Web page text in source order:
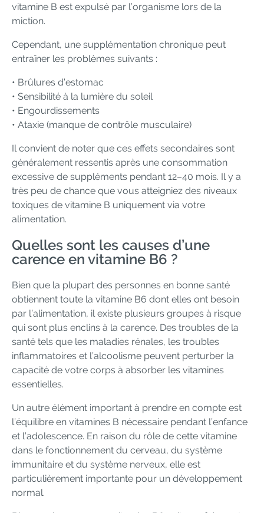
vitamine B est expulsé par l’organisme lors de la
miction.
Cependant, une supplémentation chronique peut
entraîner les problèmes suivants :
• Brûlures d’estomac
• Sensibilité à la lumière du soleil
• Engourdissements
• Ataxie (manque de contrôle musculaire)
Il convient de noter que ces effets secondaires sont
généralement ressentis après une consommation
excessive de suppléments pendant 12–40 mois. Il y a
très peu de chance que vous atteigniez des niveaux
toxiques de vitamine B uniquement via votre
alimentation.
Quelles sont les causes d’une
carence en vitamine B6 ?
Bien que la plupart des personnes en bonne santé
obtiennent toute la vitamine B6 dont elles ont besoin
par l’alimentation, il existe plusieurs groupes à risque
qui sont plus enclins à la carence. Des troubles de la
santé tels que les maladies rénales, les troubles
inflammatoires et l’alcoolisme peuvent perturber la
capacité de votre corps à absorber les vitamines
essentielles.
Un autre élément important à prendre en compte est
l’équilibre en vitamines B nécessaire pendant l’enfance
et l’adolescence. En raison du rôle de cette vitamine
dans le fonctionnement du cerveau, du système
immunitaire et du système nerveux, elle est
particulièrement importante pour un développement
normal.